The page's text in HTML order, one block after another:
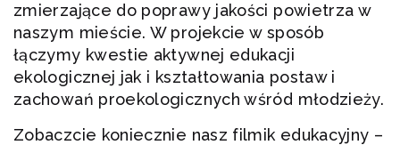
zmierzające do poprawy jakości powietrza w
naszym mieście. W projekcie w sposób
łączymy kwestie aktywnej edukacji
ekologicznej jak i kształtowania postaw i
zachowań proekologicznych wśród młodzieży.
Zobaczcie koniecznie nasz filmik edukacyjny –